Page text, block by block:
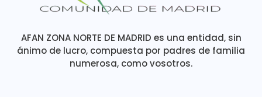
AFAN ZONA NORTE DE MADRID es una entidad, sin
ánimo de lucro, compuesta por padres de familia
numerosa, como vosotros.